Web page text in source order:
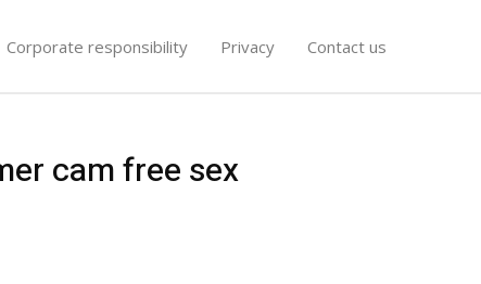
Corporate responsibility Privacy Contact us
cam free sex